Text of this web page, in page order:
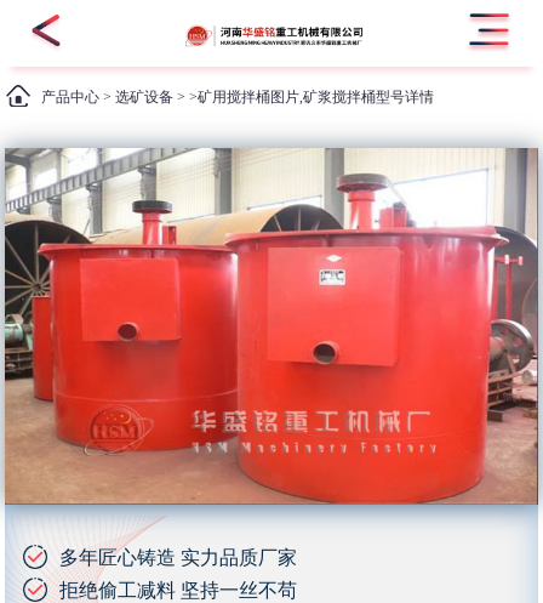
产品中心 >选矿设备 > >矿用搅拌桶图片,矿浆搅拌桶型号详情
多年匠心铸造 实力品质厂家
拒绝偷工减料 坚持一丝不苟